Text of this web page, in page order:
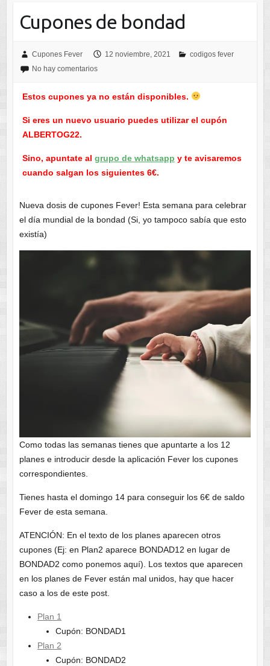
Cupones de bondad
Cupones Fever 12 noviembre, 2021
codigos fever
No hay comentarios
Estos cupones ya no están disponibles.
Si eres un nuevo usuario puedes utilizar el cupón
ALBERTOG22.
Sino, apuntate al grupo de whatsapp y te avisaremos
cuando salgan los siguientes 6€.
Nueva dosis de cupones Fever! Esta semana para celebrar
el día mundial de la bondad (Si, yo tampoco sabía que esto
existía)
Como todas las semanas tienes que apuntarte a los 12
planes e introducir desde la aplicación Fever los cupones
correspondientes.
Tienes hasta el domingo 14 para conseguir los 6€ de saldo
Fever de esta semana.
ATENCIÓN: En el texto de los planes aparecen otros
cupones (Ej: en Plan2 aparece BONDAD12 en lugar de
BONDAD2 como ponemos aquí). Los textos que aparecen
en los planes de Fever están mal unidos, hay que hacer
caso a los de este post.
Plan 1
Cupón: BONDAD1
Plan 2
Cupón: BONDAD2